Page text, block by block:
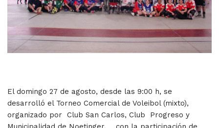
El domingo 27 de agosto, desde las 9:00 h, se
desarrolló el Torneo Comercial de Voleibol (mixto),
organizado por Club San Carlos, Club Progreso y